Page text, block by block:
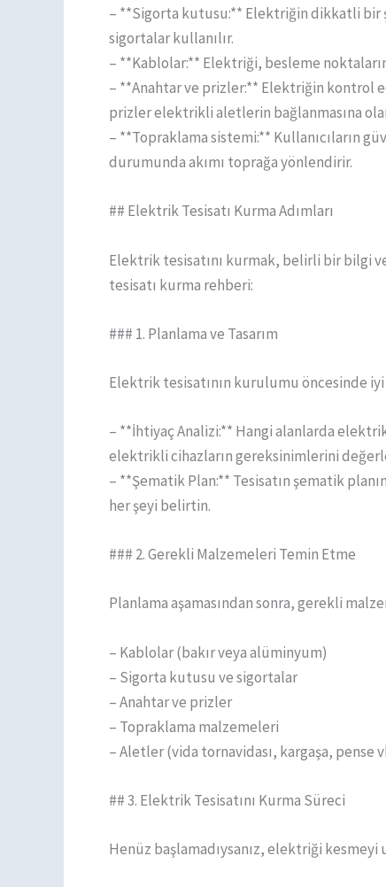
– **Sigorta kutusu:** Elektriğin dikkatli bir
sigortalar kullanılır.
– **Kablolar:** Elektriği, besleme
– **Anahtar ve prizler:** Elektriğin kontrol
prizler elektrikli aletlerin bağlanmasına
– **Topraklama sistemi:** Kullanıcıların
durumunda akımı toprağa yönlendirir.
## Elektrik Tesisatı Kurma Adımları
Elektrik tesisatını kurmak, belirli bir bilgi
tesisatı kurma rehberi:
### 1. Planlama ve Tasarım
Elektrik tesisatının kurulumu öncesinde iyi
– **İhtiyaç Analizi:** Hangi alanlarda
elektrikli cihazların gereksinimlerini
– **Şematik Plan:** Tesisatın şematik
her şeyi belirtin.
### 2. Gerekli Malzemeleri Temin Etme
Planlama aşamasından sonra, gerekli
– Kablolar (bakır veya alüminyum)
– Sigorta kutusu ve sigortalar
– Anahtar ve prizler
– Topraklama malzemeleri
– Aletler (vida tornavidası, kargaşa, pense
## 3. Elektrik Tesisatını Kurma Süreci
Henüz başlamadıysanız, elektriği kesmeyi